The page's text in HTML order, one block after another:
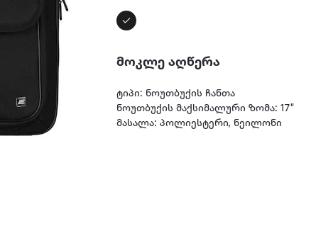
მოკლე აღწერა
ტიპი: ნოუთბუქის ჩანთა
ნოუთბუქის მაქსიმალური ზომა: 17"
მასალა: პოლიესტერი, ნეილონი